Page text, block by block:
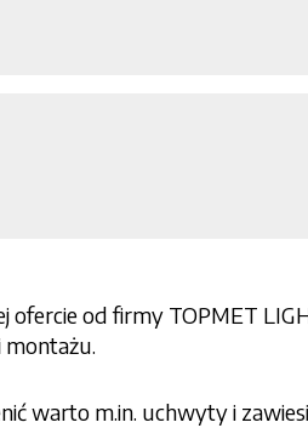
ofercie od firmy TOPMET
montażu.
warto m.in. uchwyty i